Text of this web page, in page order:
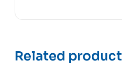
Related